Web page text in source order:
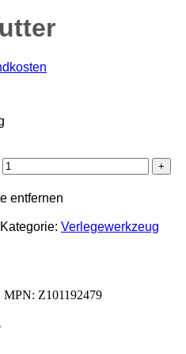
entfernen
Kategorie: Verlegewerkzeug
Z101192479